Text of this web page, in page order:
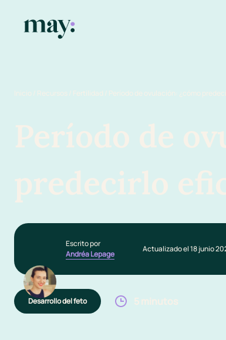
Inicio / Recursos / Fertilidad / Período de ovulación: ¿cómo
Período de
predecirlo
Escrito por
Andréa Lepage
Actualizado el 18 junio
Desarrollo del feto 5 minutos